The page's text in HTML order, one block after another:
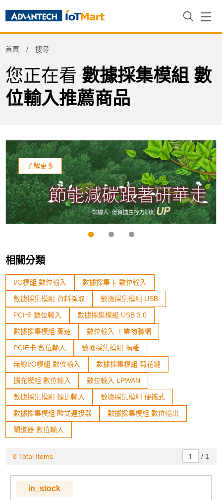
首頁 搜尋
您正在看 數據採集模組 數
位輸入推薦商品
了解更多
Product Tag
相關分類
I/O模組 數位輸入 數據採集卡 數位輸入
數據採集模組 資料擷取 數據採集模組 USB
PCI卡 數位輸入 數據採集模組 USB 3.0
數據採集模組 高速 數位輸入 工業物聯網
PCIE卡 數位輸入 數據採集模組 隔離
無線I/O模組 數位輸入 數據採集模組 菊花鏈
擴充模組 數位輸入 數位輸入 LPWAN
數據採集模組 類比輸入 數據採集模組 便攜式
數據採集模組 歐式連接器 數據採集模組 數位輸出
閘道器 數位輸入
8 Total Items / 1
in_stock